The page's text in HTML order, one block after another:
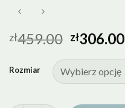
zł459.00 zł306.00
Rozmiar